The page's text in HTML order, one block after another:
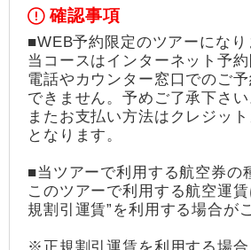
確認事項
■WEB予約限定のツアーになり
当コースはインターネット予
電話やカウンター窓口でのご
できません。予めご了承下さい
またお支払い方法はクレジッ
となります。
■当ツアーで利用する航空券の
このツアーで利用する航空運
規割引運賃”を利用する場合が